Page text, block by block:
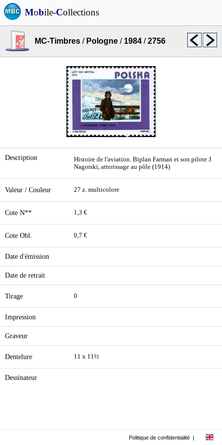
Mobile-Collections
MC-Timbres / Pologne / 1984 /2756
Description
Histoire de l'aviation. Biplan Farman et son pilote J.
Nagorski, atterissage au pôle (1914)
Valeur / Couleur 27 z. multicolore
Cote N** 1,3 €
Cote Obl. 0,7 €
Date d'émission
Date de retrait
Tirage 0
Impression
Graveur
Dentelure 11 x 11½
Dessinateur
Politique de confidentialité |